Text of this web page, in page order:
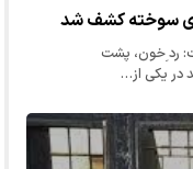
رد ِخون، پشت